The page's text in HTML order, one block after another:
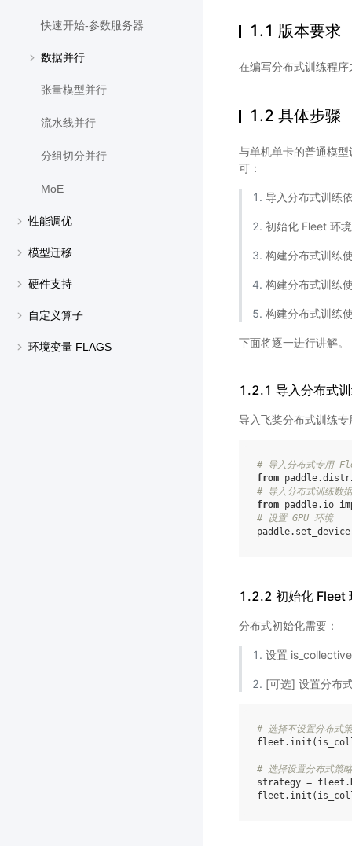
快速开始-参数服务器
数据并行
张量模型并行
流水线并行
分组切分并行
MoE
性能调优
模型迁移
硬件支持
自定义算子
环境变量 FLAGS
1.1 版本要求
在编写分布式训练程
1.2 具体步骤
与单机单卡的普通模
可：
导入分布式训练
初始化 Fleet 环境
构建分布式训练
构建分布式训练
构建分布式训练
下面将逐一进行讲解。
1.2.1 导入分布式
导入飞桨分布式训练
# 导入分布式专用
from
# 导入分布式训练数
from paddle.io
# 设置 GPU 环境
paddle. set_device
1.2.2 初始化 Fleet
分布式初始化需要：
设置
[可选] 设置分布
# 选择不设置分布式
fleet . init (
# 选择设置分布式策略
strategy = fleet .
fleet . init (